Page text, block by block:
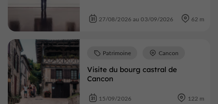
27/08/2026 au 03/09/2026 62 m
Visite du bourg castral de
Cancon
Patrimoine Cancon
15/09/2026 122 m